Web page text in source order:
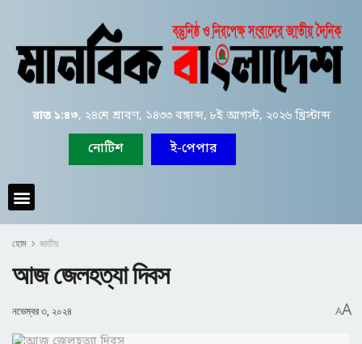
রাত ১:৪৩, ২৪শে শ্রাবণ, ১৪৩৩ বঙ্গাব্দ, ৮ই আগস্ট, ২০২৬ খ্রিস্টাব্দ
নোটিশ ই-পেপার
হোম জাতীয়
আজ জেলহত্যা দিবস
নভেম্বর ৩, ২০২৪ AA